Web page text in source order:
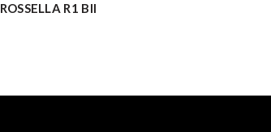
ACQUISTO VELOCE
ROSSELLA R1 BII